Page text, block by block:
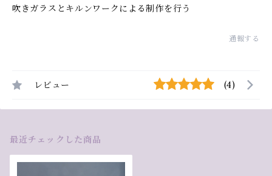
吹きガラスとキルンワークによる制作を行う
通報する
レビュー (4)
最近チェックした商品